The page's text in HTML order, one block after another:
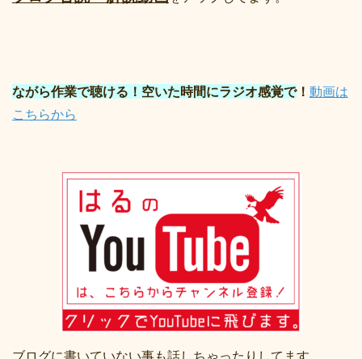
ながら作業で聴ける！空いた時間にラジオ感覚で！ 動画は
こちらから
ブログに書いていない事も話しちゃったりしてます。